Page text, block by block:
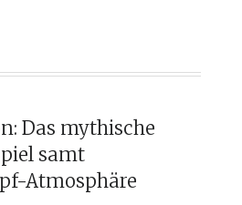
Das mythische
samt
Atmosphäre